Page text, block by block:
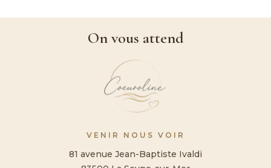
On vous attend
VENIR NOUS VOIR
81 avenue Jean-Baptiste Ivaldi